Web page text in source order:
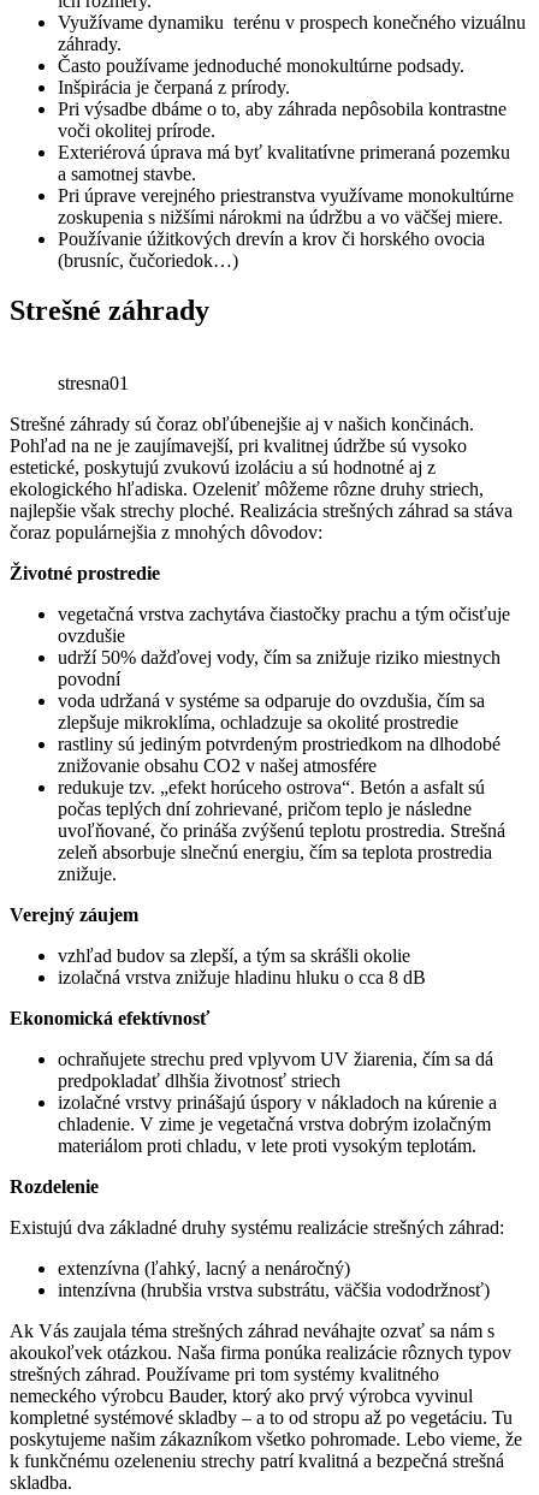
Využívame dynamiku terénu v prospech konečného vizuálnu
záhrady.
Často používame jednoduché monokultúrne podsady.
Inšpirácia je čerpaná z prírody.
Pri výsadbe dbáme o to, aby záhrada nepôsobila kontrastne
voči okolitej prírode.
Exteriérová úprava má byť kvalitatívne primeraná pozemku
a samotnej stavbe.
Pri úprave verejného priestranstva využívame monokultúrne
zoskupenia s nižšími nárokmi na údržbu a vo väčšej miere.
Používanie úžitkových drevín a krov či horského ovocia
(brusníc, čučoriedok…)
Strešné záhrady
stresna01
Strešné záhrady sú čoraz obľúbenejšie aj v našich končinách.
Pohľad na ne je zaujímavejší, pri kvalitnej údržbe sú vysoko
estetické, poskytujú zvukovú izoláciu a sú hodnotné aj z
ekologického hľadiska. Ozeleniť môžeme rôzne druhy striech,
najlepšie však strechy ploché. Realizácia strešných záhrad sa stáva
čoraz populárnejšia z mnohých dôvodov:
Životné prostredie
vegetačná vrstva zachytáva čiastočky prachu a tým očisťuje
ovzdušie
udrží 50% dažďovej vody, čím sa znižuje riziko miestnych
povodní
voda udržaná v systéme sa odparuje do ovzdušia, čím sa
zlepšuje mikroklíma, ochladzuje sa okolité prostredie
rastliny sú jediným potvrdeným prostriedkom na dlhodobé
znižovanie obsahu CO2 v našej atmosfére
redukuje tzv. „efekt horúceho ostrova“. Betón a asfalt sú
počas teplých dní zohrievané, pričom teplo je následne
uvoľňované, čo prináša zvýšenú teplotu prostredia. Strešná
zeleň absorbuje slnečnú energiu, čím sa teplota prostredia
znižuje.
Verejný záujem
vzhľad budov sa zlepší, a tým sa skrášli okolie
izolačná vrstva znižuje hladinu hluku o cca 8 dB
Ekonomická efektívnosť
ochraňujete strechu pred vplyvom UV žiarenia, čím sa dá
predpokladať dlhšia životnosť striech
izolačné vrstvy prinášajú úspory v nákladoch na kúrenie a
chladenie. V zime je vegetačná vrstva dobrým izolačným
materiálom proti chladu, v lete proti vysokým teplotám.
Rozdelenie
Existujú dva základné druhy systému realizácie strešných záhrad:
extenzívna (ľahký, lacný a nenáročný)
intenzívna (hrubšia vrstva substrátu, väčšia vododržnosť)
Ak Vás zaujala téma strešných záhrad neváhajte ozvať sa nám s
akoukoľvek otázkou. Naša firma ponúka realizácie rôznych typov
strešných záhrad. Používame pri tom systémy kvalitného
nemeckého výrobcu Bauder, ktorý ako prvý výrobca vyvinul
kompletné systémové skladby – a to od stropu až po vegetáciu. Tu
poskytujeme našim zákazníkom všetko pohromade. Lebo vieme, že
k funkčnému ozeleneniu strechy patrí kvalitná a bezpečná strešná
skladba.